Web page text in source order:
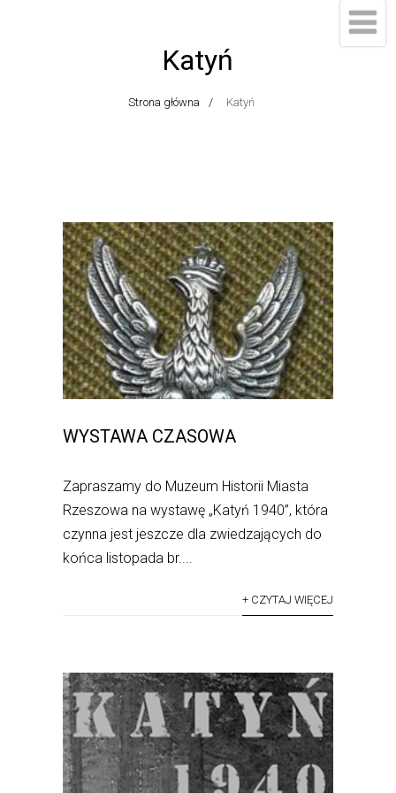
Katyń
Strona główna Katyń
WYSTAWA CZASOWA
Zapraszamy do Muzeum Historii Miasta
Rzeszowa na wystawę „Katyń 1940”, która
czynna jest jeszcze dla zwiedzających do
końca listopada br....
+ CZYTAJ WIĘCEJ